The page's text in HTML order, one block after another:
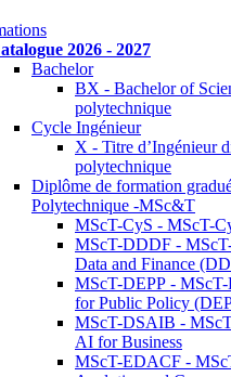
2026 - 2027
Bachelor
BX - Bachelor of
polytechnique
Cycle Ingénieur
X - Titre d’Ingénieur
polytechnique
Diplôme de formation
Polytechnique -MSc&T
MScT-CyS - MScT-
MScT-DDDF -
Data and Finance
MScT-DEPP - MScT-
for Public Policy
MScT-DSAIB -
AI for Business
MScT-EDACF -